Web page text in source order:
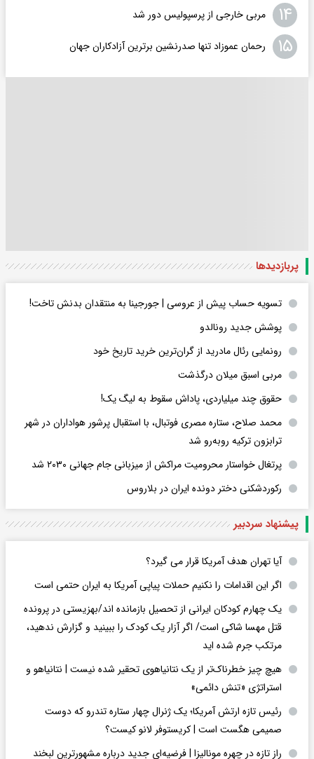
۱۴ مربی خارجی از پرسپولیس دور شد
۱۵ رحمان عموزاد تنها صدرنشین برترین آزادکاران جهان
پربازدید‌ها
تسویه حساب پیش از عروسی | جورجینا به منتقدان بدنش تاخت!
پوشش جدید رونالدو
رونمایی رئال مادرید از گران‌ترین خرید تاریخ خود
مربی اسبق میلان درگذشت
حقوق چند میلیاردی، پاداش سقوط به لیگ یک!
محمد صلاح، ستاره مصری فوتبال، با استقبال پرشور هواداران در شهر
ترابزون ترکیه روبه‌رو شد
پرتغال خواستار محرومیت مراکش از میزبانی جام جهانی ۲۰۳۰ شد
رکوردشکنی دختر دونده ایران در بلاروس
پیشنهاد سردبیر
آیا تهران هدف آمریکا قرار می گیرد؟
اگر این اقدامات را نکنیم حملات پیاپی آمریکا به ایران حتمی است
یک چهارم کودکان ایرانی از تحصیل بازمانده اند/بهزیستی در پرونده
قتل مهسا شاکی است/ اگر آزار یک کودک را ببینید و گزارش ندهید،
مرتکب جرم شده اید
هیچ چیز خطرناک‌تر از یک نتانیاهوی تحقیر شده نیست | نتانیاهو و
استراتژی «تنش دائمی»
رئیس تازه ارتش آمریکا؛ یک ژنرال چهار ستاره تندرو که دوست
صمیمی هگست است | کریستوفر لانو کیست؟
راز تازه در چهره مونالیزا | فرضیه‌ای جدید درباره مشهورترین لبخند